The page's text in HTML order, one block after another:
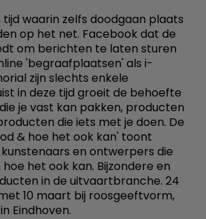
tijd waarin zelfs doodgaan plaats
op het net. Facebook dat de
om berichten te laten sturen
'begraafplaatsen' als i-
zijn slechts enkele
in deze tijd groeit de behoefte
je vast kan pakken, producten
die iets met je doen. De
& hoe het ook kan' toont
en ontwerpers die
het ook kan. Bijzondere en
in de uitvaartbranche. 24
10 maart bij roosgeeftvorm,
Eindhoven.